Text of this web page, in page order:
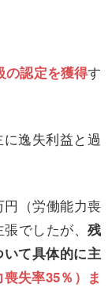
の認定を獲得す
逸失利益と過
（労働能力喪
でしたが、 残
て具体的に主
失率35％）ま